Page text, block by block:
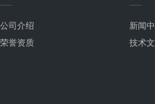
公司介绍
荣誉资质
新闻
技术